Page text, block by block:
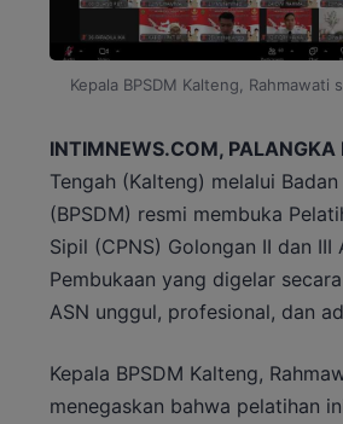
Kepala BPSDM Kalteng,
INTIMNEWS.COM, PALANGKA
Tengah (Kalteng) melalui
(BPSDM) resmi membuka
Sipil (CPNS) Golongan II dan
Pembukaan yang digelar
ASN unggul, profesional, dan
Kepala BPSDM Kalteng,
menegaskan bahwa pelatihan